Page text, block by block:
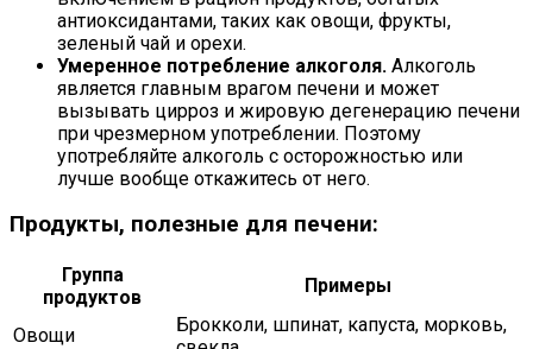
антиоксидантами, таких как овощи, фрукты,
зеленый чай и орехи.
Умеренное потребление алкоголя. Алкоголь
является главным врагом печени и может
вызывать цирроз и жировую дегенерацию печени
при чрезмерном употреблении. Поэтому
употребляйте алкоголь с осторожностью или
лучше вообще откажитесь от него.
Продукты, полезные для печени:
Группа
продуктов
Примеры
Овощи
Брокколи, шпинат, капуста, морковь,